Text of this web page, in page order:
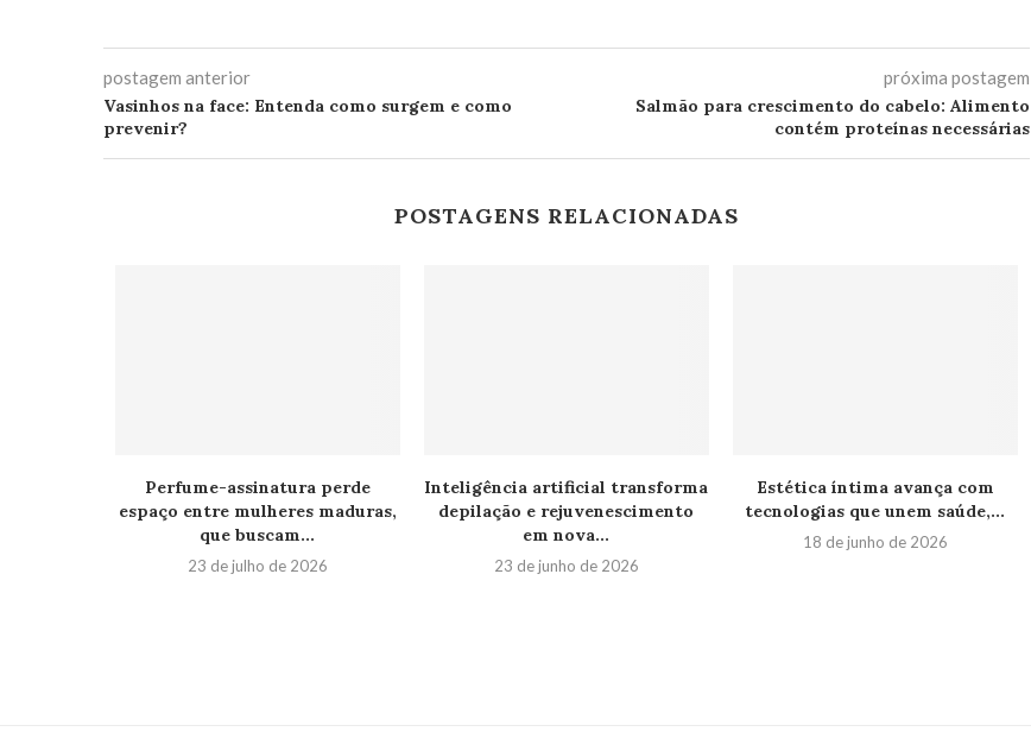
postagem anterior
Vasinhos na face: Entenda como surgem e como
prevenir?
próxima postagem
Salmão para crescimento do cabelo: Alimento
contém proteínas necessárias
POSTAGENS RELACIONADAS
Perfume-assinatura perde
espaço entre mulheres maduras,
que buscam...
23 de julho de 2026
Inteligência artificial transforma
depilação e rejuvenescimento
em nova...
23 de junho de 2026
Estética íntima avança com
tecnologias que unem saúde,...
18 de junho de 2026